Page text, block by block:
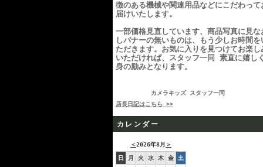
徴のある機械や関連用品などにこだわって
届けいたします。
一部価格見直しています、商品写真に見な
しバナーの無いものは、もう少しお時間を
ただきます。お気に入りを見つけてお楽し
いただければ、スタッフ一同 素直に嬉しく
身の励みとなります。
カメラキッズ スタッフ一同
店長日記はこちら >>
カレンダー
＜2026年8月 ＞
日 月 火 水 木 金
土